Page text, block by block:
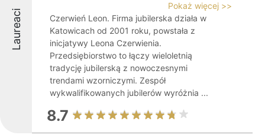
Laureaci
Pokaż więcej >>
Czerwień Leon. Firma jubilerska działa w
Katowicach od 2001 roku, powstała z
inicjatywy Leona Czerwienia.
Przedsiębiorstwo to łączy wieloletnią
tradycję jubilerską z nowoczesnymi
trendami wzorniczymi. Zespół
wykwalifikowanych jubilerów wyróżnia ...
8.7